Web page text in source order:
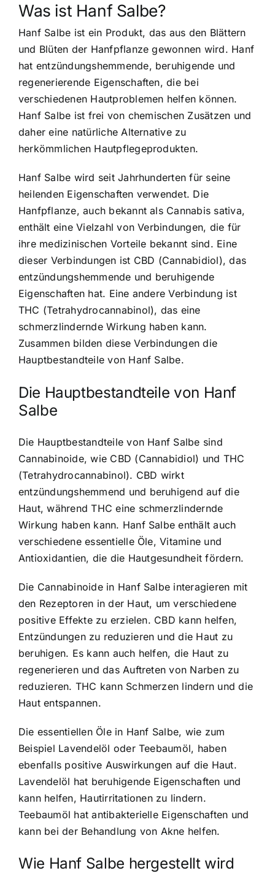
Was ist Hanf Salbe?
Hanf Salbe ist ein Produkt, das aus den Blättern
und Blüten der Hanfpflanze gewonnen wird. Hanf
hat entzündungshemmende, beruhigende und
regenerierende Eigenschaften, die bei
verschiedenen Hautproblemen helfen können.
Hanf Salbe ist frei von chemischen Zusätzen und
daher eine natürliche Alternative zu
herkömmlichen Hautpflegeprodukten.
Hanf Salbe wird seit Jahrhunderten für seine
heilenden Eigenschaften verwendet. Die
Hanfpflanze, auch bekannt als Cannabis sativa,
enthält eine Vielzahl von Verbindungen, die für
ihre medizinischen Vorteile bekannt sind. Eine
dieser Verbindungen ist CBD (Cannabidiol), das
entzündungshemmende und beruhigende
Eigenschaften hat. Eine andere Verbindung ist
THC (Tetrahydrocannabinol), das eine
schmerzlindernde Wirkung haben kann.
Zusammen bilden diese Verbindungen die
Hauptbestandteile von Hanf Salbe.
Die Hauptbestandteile von Hanf
Salbe
Die Hauptbestandteile von Hanf Salbe sind
Cannabinoide, wie CBD (Cannabidiol) und THC
(Tetrahydrocannabinol). CBD wirkt
entzündungshemmend und beruhigend auf die
Haut, während THC eine schmerzlindernde
Wirkung haben kann. Hanf Salbe enthält auch
verschiedene essentielle Öle, Vitamine und
Antioxidantien, die die Hautgesundheit fördern.
Die Cannabinoide in Hanf Salbe interagieren mit
den Rezeptoren in der Haut, um verschiedene
positive Effekte zu erzielen. CBD kann helfen,
Entzündungen zu reduzieren und die Haut zu
beruhigen. Es kann auch helfen, die Haut zu
regenerieren und das Auftreten von Narben zu
reduzieren. THC kann Schmerzen lindern und die
Haut entspannen.
Die essentiellen Öle in Hanf Salbe, wie zum
Beispiel Lavendelöl oder Teebaumöl, haben
ebenfalls positive Auswirkungen auf die Haut.
Lavendelöl hat beruhigende Eigenschaften und
kann helfen, Hautirritationen zu lindern.
Teebaumöl hat antibakterielle Eigenschaften und
kann bei der Behandlung von Akne helfen.
Wie Hanf Salbe hergestellt wird